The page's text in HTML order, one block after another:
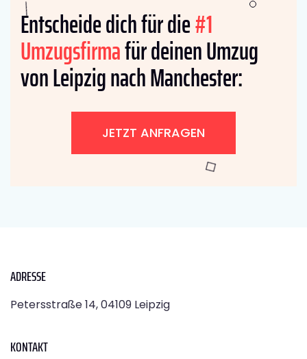
Entscheide dich für die#1
Umzugsfirmafür deinen Umzug
von Leipzig nach Manchester:
JETZT ANFRAGEN
ADRESSE
Petersstraße 14, 04109 Leipzig
KONTAKT